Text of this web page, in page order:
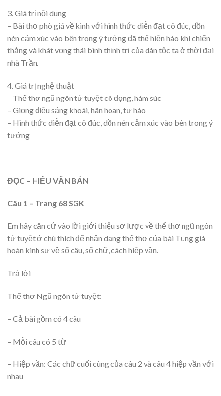
3. Giá trị nội dung
– Bài thơ phò giá về kinh với hình thức diễn đạt cô đúc, dồn
nén cảm xúc vào bên trong ý tưởng đã thể hiện hào khí chiến
thắng và khát vọng thái bình thịnh trị của dân tộc ta ở thời đại
nhà Trần.
4. Giá trị nghệ thuật
– Thể thơ ngũ ngôn tứ tuyệt cô đọng, hàm súc
– Giọng điệu sảng khoái, hân hoan, tự hào
– Hình thức diễn đạt cô đúc, dồn nén cảm xúc vào bên trong ý
tưởng
ĐỌC – HIỂU VĂN BẢN
Câu 1 – Trang 68 SGK
Em hãy căn cứ vào lời giới thiệu sơ lược về thể thơ ngũ ngôn
tứ tuyệt ở chú thích để nhận dạng thể thơ của bài Tụng giá
hoàn kinh sư về số câu, số chữ, cách hiệp vần.
Trả lời
Thể thơ Ngũ ngôn tứ tuyệt:
– Cả bài gồm có 4 câu
– Mỗi câu có 5 từ
– Hiệp vần: Các chữ cuối cùng của câu 2 và câu 4 hiệp vần với
nhau